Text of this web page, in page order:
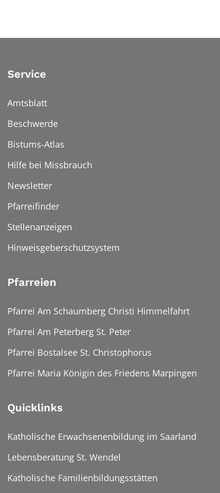
Service
Amtsblatt
Beschwerde
Bistums-Atlas
Hilfe bei Missbrauch
Newsletter
Pfarreifinder
Stellenanzeigen
Hinweisgeberschutzsystem
Pfarreien
Pfarrei Am Schaumberg Christi Himmelfahrt
Pfarrei Am Peterberg St. Peter
Pfarrei Bostalsee St. Christophorus
Pfarrei Maria Königin des Friedens Marpingen
Quicklinks
Katholische Erwachsenenbildung im Saarland
Lebensberatung St. Wendel
Katholische Familienbildungsstätten